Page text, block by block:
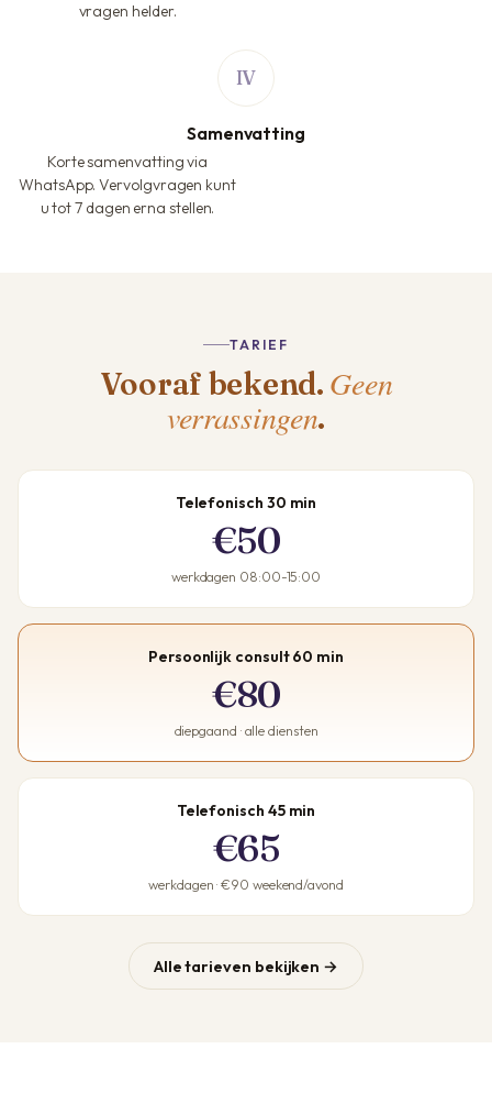
vragen helder.
Samenvatting
Korte samenvatting via
WhatsApp. Vervolgvragen kunt
u tot 7 dagen erna stellen.
TARIEF
Vooraf bekend. Geen
verrassingen.
Telefonisch 30 min
€50
werkdagen 08:00-15:00
Persoonlijk consult 60 min
€80
diepgaand · alle diensten
Telefonisch 45 min
€65
werkdagen · €90 weekend/avond
Alle tarieven bekijken →